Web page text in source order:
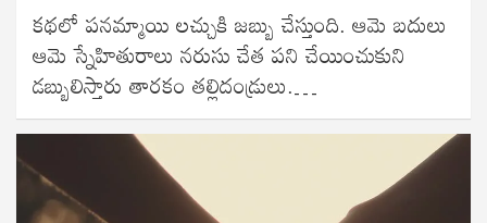
కథలో పనమ్మాయి లచ్చుకి జబ్బు చేస్తుంది. ఆమె బదులు
ఆమె స్నేహితురాలు నరుసు చేత పని చేయించుకుని
డబ్బులిస్తారు తారకం తల్లిదండ్రులు.…